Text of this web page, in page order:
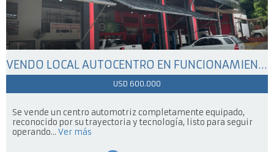
VENDO LOCAL AUTOCENTRO EN FUNCIONAMIENTO SOBRE LA RUTA - CLIENTES ACTIVOS Y EQUIPAMIENTO COMPLETO
USD 600.000
Se vende un centro automotriz completamente equipado,
reconocido por su trayectoria y tecnología, listo para seguir
operando... Ver más